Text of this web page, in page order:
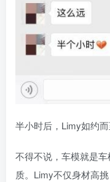
半小时后，Limy如约而
不得不说，车模就是
质。Limy不仅身材高